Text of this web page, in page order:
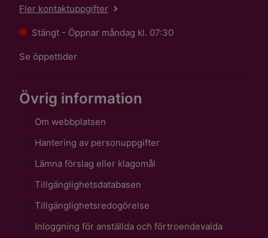
Fler kontaktuppgifter
Stängt - Öppnar måndag kl. 07:30
Se öppettider
Övrig information
Om webbplatsen
Hantering av personuppgifter
Lämna förslag eller klagomål
Tillgänglighetsdatabasen
Tillgänglighetsredogörelse
Inloggning för anställda och förtroendevalda